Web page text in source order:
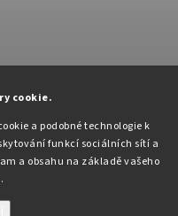
cookie.
a podobné technologie k
funkcí sociálních sítí a
a obsahu na základě vašeho